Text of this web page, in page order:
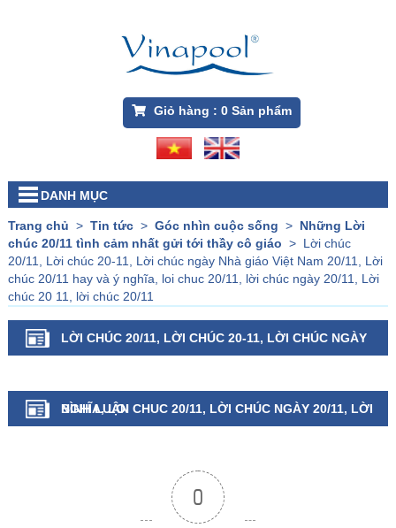
Giỏ hàng : 0Sản phẩm
DANH MỤC
Trang chủ > Tin tức> Góc nhìn cuộc sống > Những Lời
chúc 20/11 tình cảm nhất gửi tới thầy cô giáo > Lời chúc
20/11, Lời chúc 20-11, Lời chúc ngày Nhà giáo Việt Nam 20/11, Lời
chúc 20/11 hay và ý nghĩa, loi chuc 20/11, lời chúc ngày 20/11, Lời
chúc 20 11, lời chúc 20/11
LỜI CHÚC 20/11, LỜI CHÚC 20-11, LỜI CHÚC NGÀY
NGHĨA, LOI CHUC 20/11, LỜI CHÚC NGÀY 20/11, LỜI
BÌNH LUẬN
0